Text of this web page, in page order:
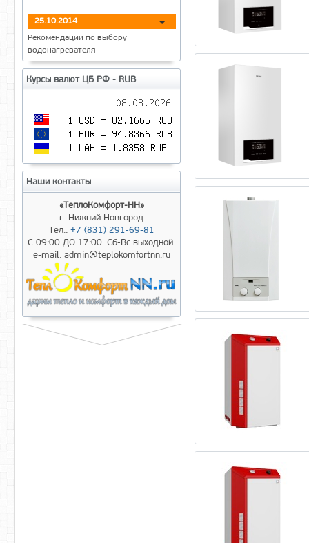
25.10.2014
Рекомендации по выбору
водонагревателя
Курсы валют ЦБ РФ - RUB
Наши контакты
«ТеплоКомфорт-НН»
г. Нижний Новгород
Тел.: +7 (831) 291-69-81
С 09:00 ДО 17:00. Сб-Вс выходной.
e-mail: admin@teplokomfortnn.ru